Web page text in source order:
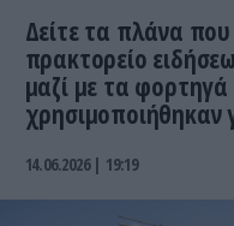
Δείτε τα πλάνα
πρακτορείο
μαζί με τα
χρησιμοποιήθηκαν
14.06.2026 | 19:19